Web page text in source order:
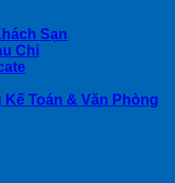
Sạn
Chi
Kế Toán & Văn Phòng